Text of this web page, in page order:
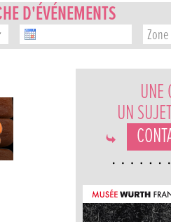
D'ÉVÉNEMENTS
Zone
UNE
UN